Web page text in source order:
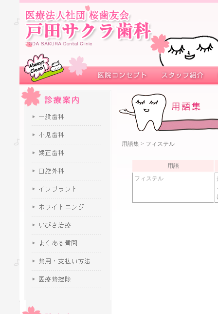
用語集 > フィステル
用語
フィステル